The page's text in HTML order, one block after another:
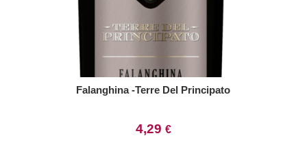
Falanghina -Terre Del Principato
4,29 €